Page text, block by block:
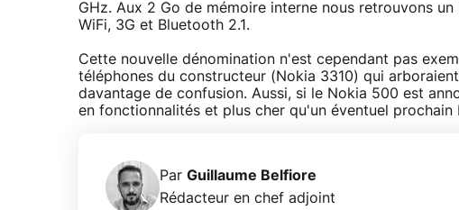
GHz. Aux 2 Go de mémoire interne nous retrouvons
WiFi, 3G et Bluetooth 2.1.
Cette nouvelle dénomination n'est cependant pas
téléphones du constructeur (Nokia 3310) qui
davantage de confusion. Aussi, si le Nokia 500 est
en fonctionnalités et plus cher qu'un éventuel prochain
Par Guillaume Belfiore
Rédacteur en chef adjoint